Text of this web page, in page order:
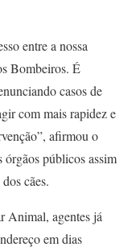
entre a nossa
Bombeiros. É
casos de
com mais rapidez e
afirmou o
órgãos públicos assim
cães.
Animal, agentes já
em dias